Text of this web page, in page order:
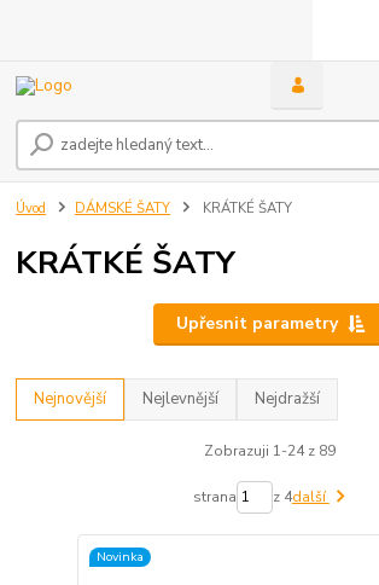
Úvod DÁMSKÉ ŠATY KRÁTKÉ ŠATY
KRÁTKÉ ŠATY
Upřesnit parametry
Nejnovější Nejlevnější Nejdražší
Zobrazuji 1-24 z 89
strana z 4další
Novinka